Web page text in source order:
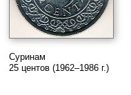
Суринам
25 центов (1962–1986 г.)